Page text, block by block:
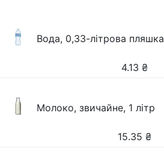
Вода, 0,33-літрова пляшка
4.13 ₴
Молоко, звичайне, 1 літр
15.35 ₴